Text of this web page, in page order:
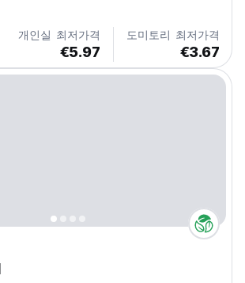
개인실 최저가격
€5.97
도미토리 최저가격
€3.67